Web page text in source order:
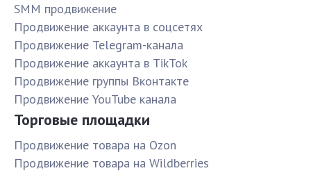
SMM продвижение
Продвижение аккаунта в соцсетях
Продвижение Telegram-канала
Продвижение аккаунта в TikTok
Продвижение группы Вконтакте
Продвижение YouTube канала
Торговые площадки
Продвижение товара на Ozon
Продвижение товара на Wildberries